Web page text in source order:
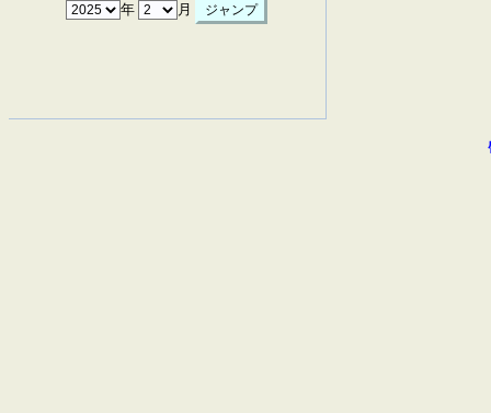
年 月